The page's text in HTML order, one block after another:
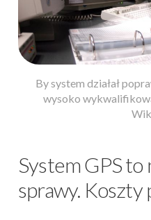
By system działał
wysoko
System GPS to
sprawy. Koszty